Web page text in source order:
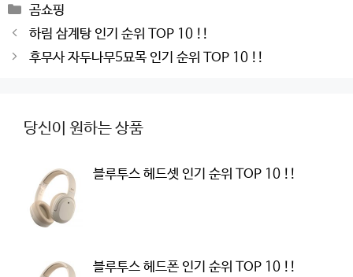
Categories
곰쇼핑
Post
navigation
하림 삼계탕 인기 순위 TOP 10 !!
후무사 자두나무5묘목 인기 순위 TOP 10 !!
당신이 원하는 상품
블루투스 헤드셋 인기 순위 TOP 10 !!
블루투스 헤드폰 인기 순위 TOP 10 !!